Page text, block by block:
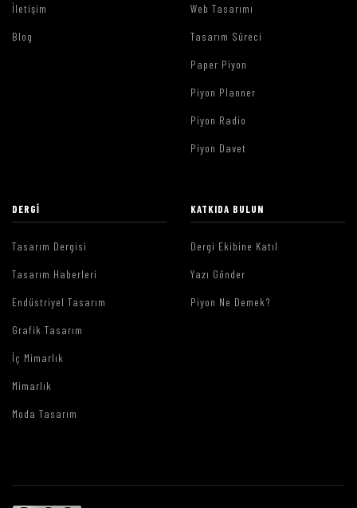
İletişim
Blog
Web Tasarımı
Tasarım Süreci
Paper Piyon
Piyon Planner
Piyon Radio
Piyon Davet
DERGI
Tasarım Dergisi
Tasarım Haberleri
Endüstriyel Tasarım
Grafik Tasarım
İç Mimarlık
Mimarlık
Moda Tasarım
KATKIDA BULUN
Dergi Ekibine Katıl
Yazı Gönder
Piyon Ne Demek?